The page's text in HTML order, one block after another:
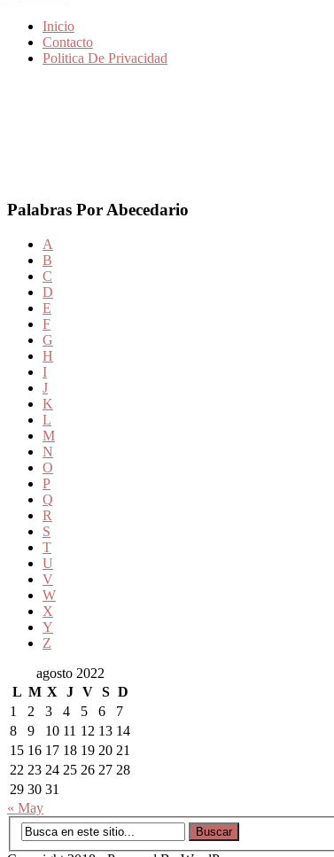
Inicio
Contacto
Politica De Privacidad
Palabras Por Abecedario
A
B
C
D
E
F
G
H
I
J
K
L
M
N
O
P
Q
R
S
T
U
V
W
X
Y
Z
agosto 2022
L M X J V S D
1
2 3 4 5 6
7
8
9 10 11 12 13 14
15 16 17 18 19 20 21
22 23 24 25 26 27 28
29 30 31
« May